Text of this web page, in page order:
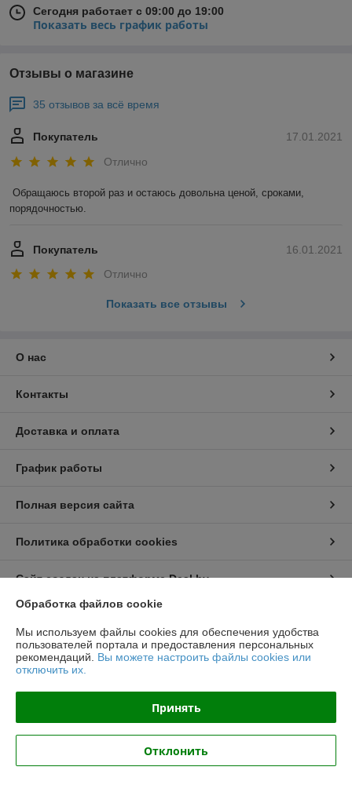
Сегодня работает с 09:00 до 19:00
Показать весь график работы
Отзывы о магазине
35 отзывов за всё время
17.01.2021
Покупатель
Отлично
Обращаюсь второй раз и остаюсь довольна ценой, сроками,
порядочностью.
16.01.2021
Покупатель
Отлично
Показать все отзывы
О нас
Контакты
Доставка и оплата
График работы
Полная версия сайта
Политика обработки cookies
Сайт создан на платформе Deal.by
Информация для покупателя
Юридическое лицо:ООО "Топтрейдинвест"
223044, Минск ул Стебенева 10а
Регистрационный номер ЕГР: 193009471
Регистрационный орган: Минский горисполком
Дата регистрации компании: 14.12.2017
Обработка файлов cookie
Мы используем файлы cookies для обеспечения удобства
пользователей портала и предоставления персональных
рекомендаций. Вы можете настроить файлы cookies или
отключить их.
Принять
Отклонить